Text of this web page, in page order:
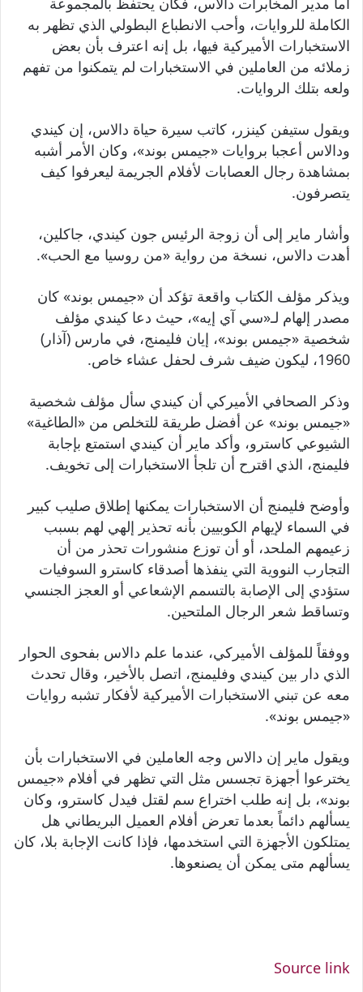
الكاملة للروايات، وأحب الانطباع البطولي الذي تظهر به
الاستخبارات الأميركية فيها، بل إنه اعترف بأن بعض
زملائه من العاملين في الاستخبارات لم يتمكنوا من تفهم
ولعه بتلك الروايات.
ويقول ستيفن كينزر، كاتب سيرة حياة دالاس، إن كيندي
ودالاس أعجبا بروايات «جيمس بوند»، وكان الأمر أشبه
بمشاهدة رجال العصابات لأفلام الجريمة ليعرفوا كيف
يتصرفون.
وأشار ماير إلى أن زوجة الرئيس جون كيندي، جاكلين،
أهدت دالاس، نسخة من رواية «من روسيا مع الحب».
ويذكر مؤلف الكتاب واقعة تؤكد أن «جيمس بوند» كان
مصدر إلهام لـ«سي آي إيه»، حيث دعا كيندي مؤلف
شخصية «جيمس بوند»، إيان فليمنج، في مارس (آذار)
1960، ليكون ضيف شرف لحفل عشاء خاص.
وذكر الصحافي الأميركي أن كيندي سأل مؤلف شخصية
«جيمس بوند» عن أفضل طريقة للتخلص من «الطاغية»
الشيوعي كاسترو، وأكد ماير أن كيندي استمتع بإجابة
فليمنج، الذي اقترح أن تلجأ الاستخبارات إلى تخويف.
وأوضح فليمنج أن الاستخبارات يمكنها إطلاق صليب كبير
في السماء لإيهام الكوبيين بأنه تحذير إلهي لهم بسبب
زعيمهم الملحد، أو أن توزع منشورات تحذر من أن
التجارب النووية التي ينفذها أصدقاء كاسترو السوفيات
ستؤدي إلى الإصابة بالتسمم الإشعاعي أو العجز الجنسي
وتساقط شعر الرجال الملتحين.
ووفقاً للمؤلف الأميركي، عندما علم دالاس بفحوى الحوار
الذي دار بين كيندي وفليمنج، اتصل بالأخير، وقال تحدث
معه عن تبني الاستخبارات الأميركية لأفكار تشبه روايات
«جيمس بوند».
ويقول ماير إن دالاس وجه العاملين في الاستخبارات بأن
يخترعوا أجهزة تجسس مثل التي تظهر في أفلام «جيمس
بوند»، بل إنه طلب اختراع سم لقتل فيدل كاسترو، وكان
يسألهم دائماً بعدما تعرض أفلام العميل البريطاني هل
يمتلكون الأجهزة التي استخدمها، فإذا كانت الإجابة بلا، كان
يسألهم متى يمكن أن يصنعوها.
Source link